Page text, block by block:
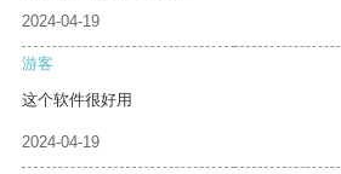
2024-04-19
游客
这个软件很好用
2024-04-19